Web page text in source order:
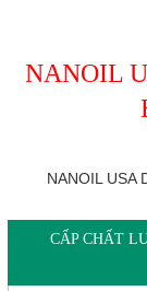
Liên Hệ
NANOIL
NANOIL USA
CẤP CHẤT